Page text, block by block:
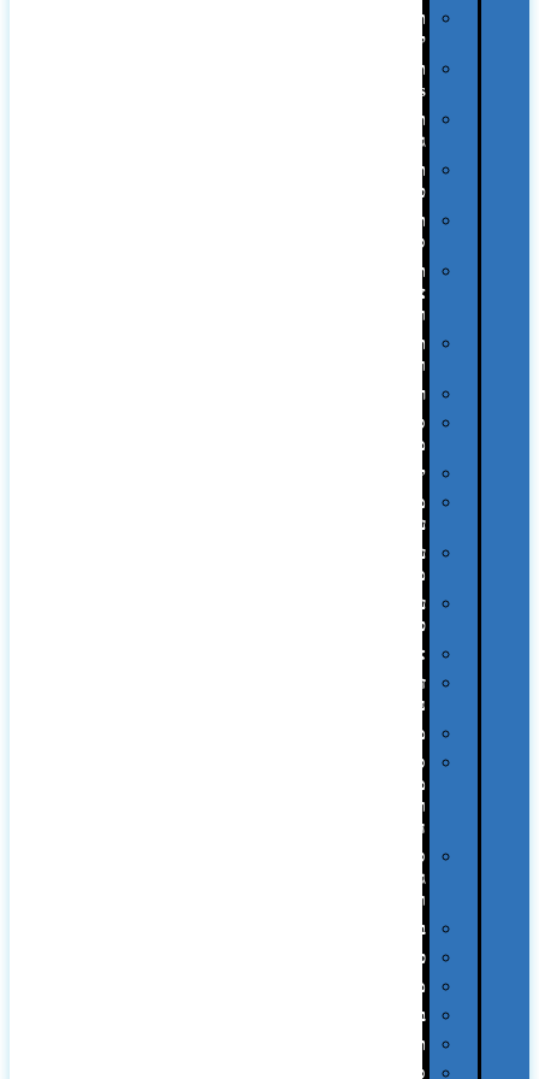
תיקים
לכנסים
תיקי
Swiss
תיקי
תיקי
טיולים
תיקי
ספורט
תיקי
ומכתביות
תערוכות
וכנסים
רמקולים
סוכריות
ממותגות
יודאיקה
מארזי
עטים
עטי
מתכת
עטי
פלסטיק
אוזניות
זכרונות
ניידים
מפצלים
סביבת
מחשב
וציוד
היקפי
סוללות
גיבוי
ומטענים
ביגוד
כובעים
מגבות
בקבוקים
תרמי
ספלים